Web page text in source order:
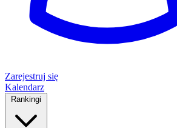
Zarejestruj się
Kalendarz
Rankingi